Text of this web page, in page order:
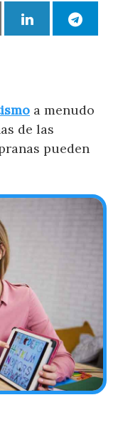
a menudo
de las
pueden